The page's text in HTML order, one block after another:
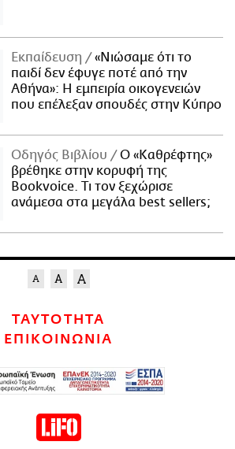
Εκπαίδευση
«Νιώσαμε ότι το
παιδί δεν έφυγε ποτέ από την
Αθήνα»: Η εμπειρία οικογενειών
που επέλεξαν σπουδές στην Κύπρο
Οδηγός Βιβλίου
Ο «Καθρέφτης»
βρέθηκε στην κορυφή της
Bookvoice. Τι τον ξεχώρισε
ανάμεσα στα μεγάλα best sellers;
ΤΑΥΤΟΤΗΤΑ
ΕΠΙΚΟΙΝΩΝΙΑ